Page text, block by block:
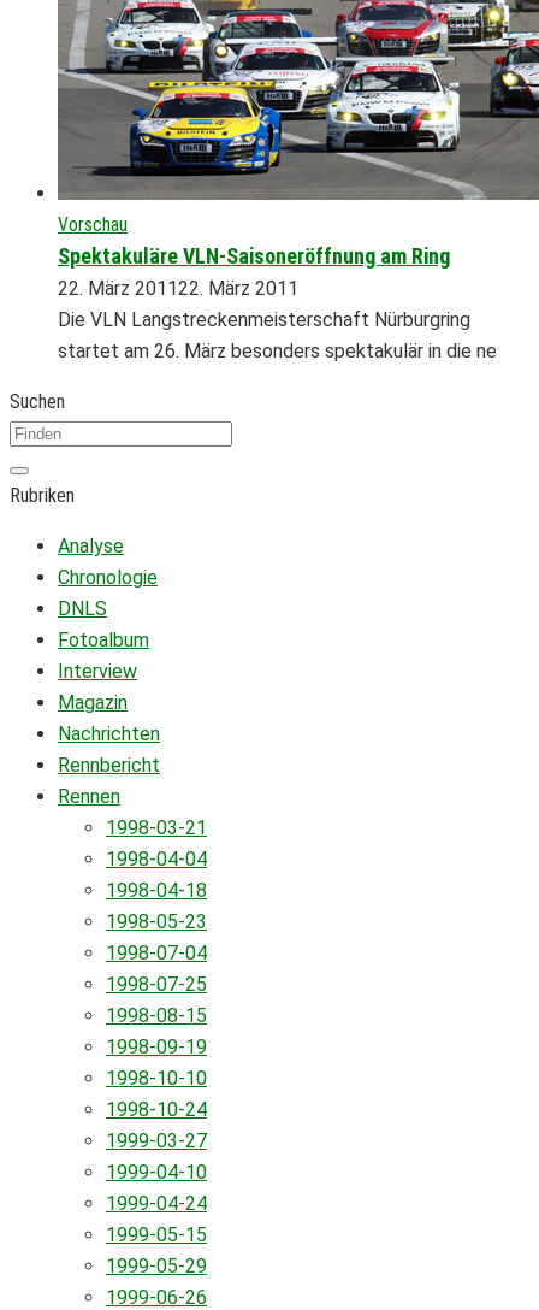
Vorschau
Spektakuläre VLN-Saisoneröffnung am Ring
22. März 201122. März 2011
Die VLN Langstreckenmeisterschaft Nürburgring
startet am 26. März besonders spektakulär in die ne
Suchen
Rubriken
Analyse
Chronologie
DNLS
Fotoalbum
Interview
Magazin
Nachrichten
Rennbericht
Rennen
1998-03-21
1998-04-04
1998-04-18
1998-05-23
1998-07-04
1998-07-25
1998-08-15
1998-09-19
1998-10-10
1998-10-24
1999-03-27
1999-04-10
1999-04-24
1999-05-15
1999-05-29
1999-06-26